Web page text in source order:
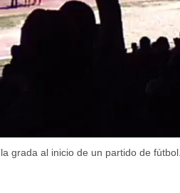
grada al inicio de un partido de